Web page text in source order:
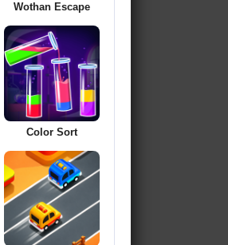
Wothan Escape
Color Sort